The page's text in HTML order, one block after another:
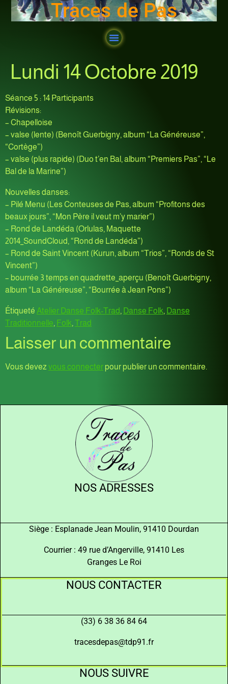
Traces de Pas
Lundi 14 Octobre 2019
Séance 5 : 14 Participants
Révisions:
– Chapelloise
– valse (lente) (Benoît Guerbigny, album “La Généreuse”,
“Cortège”)
– valse (plus rapide) (Duo t’en Bal, album “Premiers Pas”, “Le
Bal de la Marine”)
Nouvelles danses:
– Pilé Menu (Les Conteuses de Pas, album “Profitons des
beaux jours”, “Mon Père il veut m’y marier”)
– Rond de Landéda (Orlulas, Maquette
2014_SoundCloud, “Rond de Landéda”)
– Rond de Saint Vincent (Kurun, album “Trios”, “Ronds de St
Vincent”)
– bourrée 3 temps en quadrette_aperçu (Benoît Guerbigny,
album “La Généreuse”, “Bourrée à Jean Pons”)
Étiqueté Atelier Danse Folk-Trad, Danse Folk, Danse
Traditionnelle, Folk, Trad
Laisser un commentaire
Vous devez vous connecterpour publier un commentaire.
NOS ADRESSES
Siège : Esplanade Jean Moulin, 91410 Dourdan
Courrier : 49 rue d’Angerville, 91410 Les
Granges Le Roi
NOUS CONTACTER
(33) 6 38 36 84 64
tracesdepas@tdp91.fr
NOUS SUIVRE